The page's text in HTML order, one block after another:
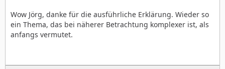
Wow Jörg, danke für die ausführliche Erklärung. Wieder so
ein Thema, das bei näherer Betrachtung komplexer ist, als
anfangs vermutet.